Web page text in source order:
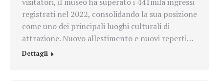
registrati nel 2022, consolidando la sua posizione
come uno dei principali luoghi culturali di
attrazione. Nuovo allestimento e nuovi reperti…
Dettagli